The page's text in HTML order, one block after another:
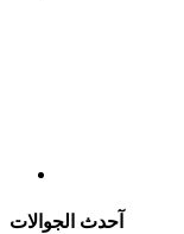
آحدث الجوالات